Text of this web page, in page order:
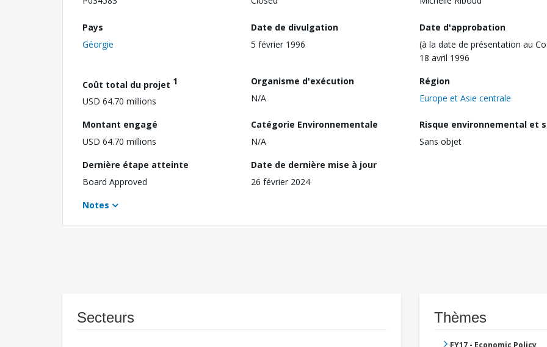
Pays
Géorgie
Date de divulgation
5 février 1996
Date d'approbation
(à la date de présentation au
18 avril 1996
Coût total du projet 1
USD 64.70 millions
Organisme d'exécution
N/A
Région
Europe et Asie centrale
Montant engagé
USD 64.70 millions
Catégorie Environnementale
N/A
Risque environnemental et
Sans objet
Dernière étape atteinte
Board Approved
Date de dernière mise à jour
26 février 2024
Notes
Secteurs Thèmes